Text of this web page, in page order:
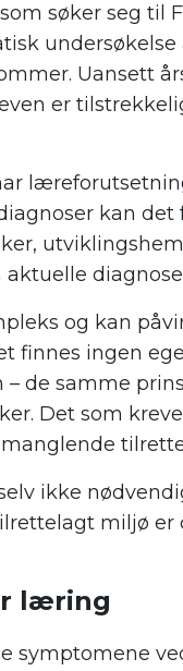
søker seg til
Uansett
er
kan
og kan
finnes ingen
de samme
Det som
ikke
miljø er
læring
symptomene